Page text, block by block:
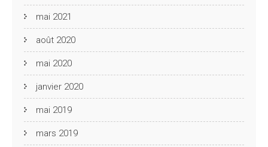
mai 2021
août 2020
mai 2020
janvier 2020
mai 2019
mars 2019